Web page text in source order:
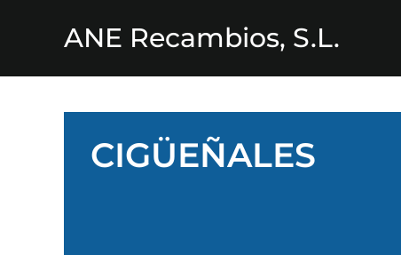
ANE Recambios, S.L.
CIGÜEÑALES